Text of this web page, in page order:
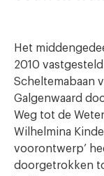
Het
2010
Scheltemabaan
Galgenwaard
Weg tot de
Wilhelmina
voorontwerp’
doorgetrokken